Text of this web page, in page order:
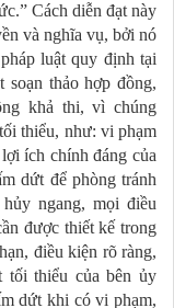
Cách diễn đạt này
và nghĩa vụ, bởi nó
luật quy định tại
thảo hợp đồng,
khả thi, vì chúng
thiểu, như: vi phạm
ích chính đáng của
dứt để phòng tránh
ngang, mọi điều
được thiết kế trong
điều kiện rõ ràng,
tối thiểu của bên ủy
dứt khi có vi phạm,